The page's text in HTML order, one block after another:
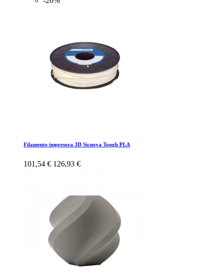
Filamento impresora 3D Sicnova Tough PLA
101,54 € 126,93 €